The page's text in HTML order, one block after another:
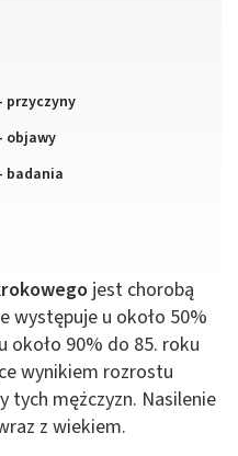
przyczyny
objawy
badania
jest chorobą
występuje u około 50%
około 90% do 85. roku
wynikiem rozrostu
tych mężczyzn. Nasilenie
z wiekiem.